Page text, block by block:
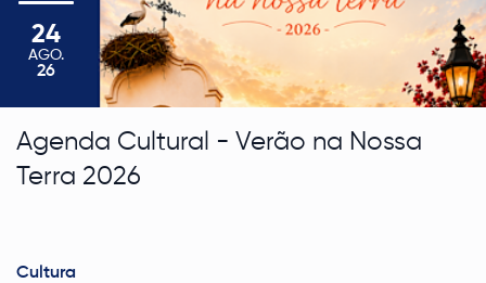
17 de julho de 2026 a 24 de agosto de 2026
24
AGO.
26
Agenda Cultural - Verão na Nossa
Terra 2026
Cultura